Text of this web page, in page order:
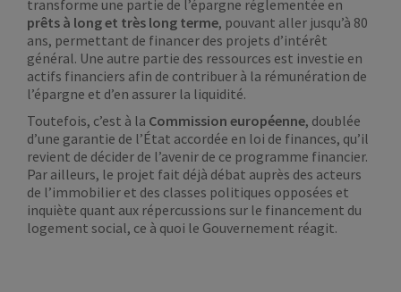
transforme une partie de l’épargne réglementée en
prêts à long et très long terme, pouvant aller jusqu’à 80
ans, permettant de financer des projets d’intérêt
général. Une autre partie des ressources est investie en
actifs financiers afin de contribuer à la rémunération de
l’épargne et d’en assurer la liquidité.
Toutefois, c’est à la Commission européenne, doublée
d’une garantie de l’État accordée en loi de finances, qu’il
revient de décider de l’avenir de ce programme financier.
Par ailleurs, le projet fait déjà débat auprès des acteurs
de l’immobilier et des classes politiques opposées et
inquiète quant aux répercussions sur le financement du
logement social, ce à quoi le Gouvernement réagit.